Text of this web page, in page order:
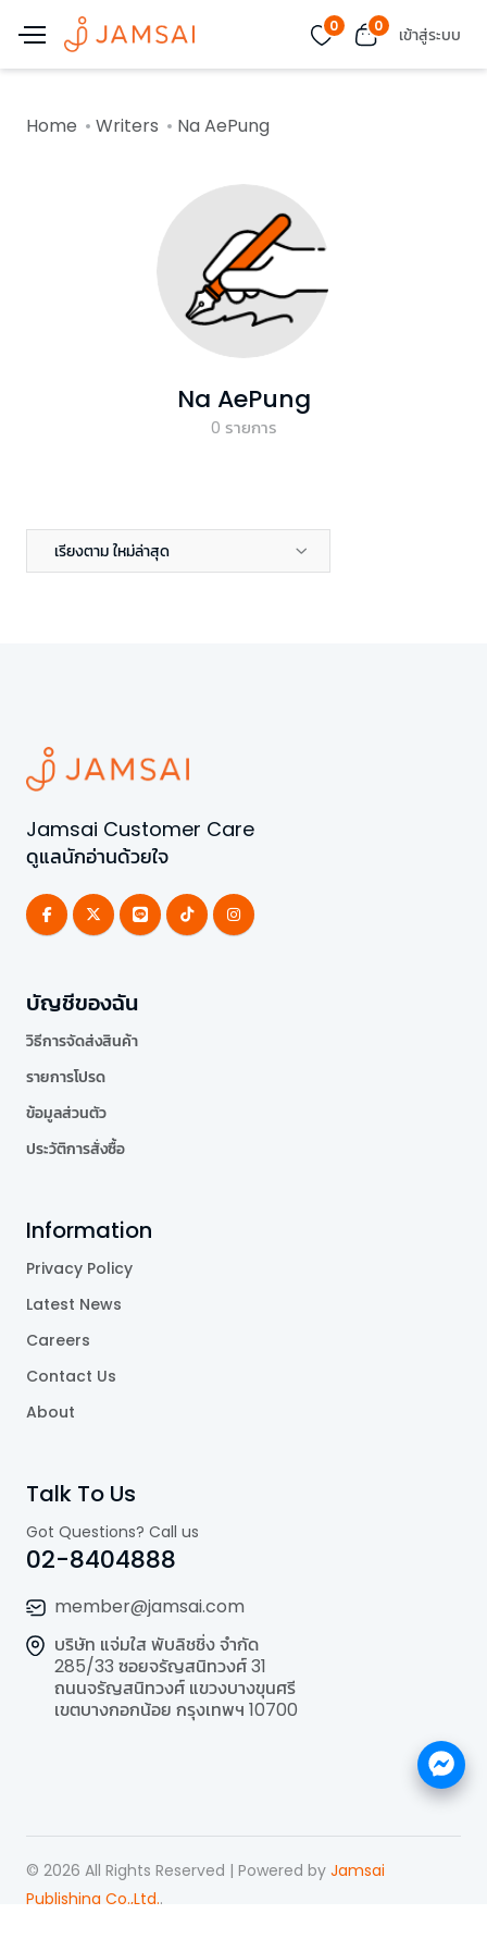
0 0 เข้าสู่ระบบ
Home Writers Na AePung
Na AePung
0 รายการ
เรียงตาม ใหม่ล่าสุด
Jamsai Customer Care
ดูแลนักอ่านด้วยใจ
บัญชีของฉัน
วิธีการจัดส่งสินค้า
รายการโปรด
ข้อมูลส่วนตัว
ประวัติการสั่งซื้อ
Information
Privacy Policy
Latest News
Careers
Contact Us
About
Talk To Us
Got Questions? Call us
02-8404888
member@jamsai.com
บริษัท แจ่มใส พับลิชชิ่ง จำกัด
285/33 ซอยจรัญสนิทวงศ์ 31
ถนนจรัญสนิทวงศ์ แขวงบางขุนศรี
เขตบางกอกน้อย กรุงเทพฯ 10700
© 2026 All Rights Reserved | Powered by Jamsai
Publishing Co.,Ltd..